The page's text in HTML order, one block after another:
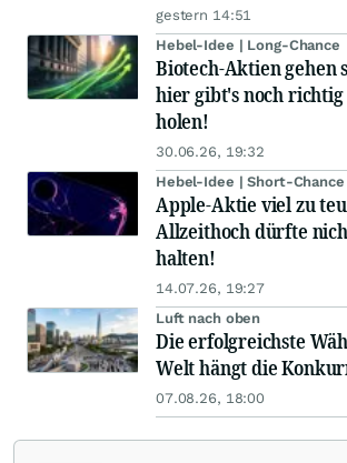
gestern 14:51
Hebel-Idee | Long-Chance
Biotech-Aktien gehen
hier gibt's noch richtig
holen!
30.06.26, 19:32
Hebel-Idee | Short-Chance
Apple-Aktie viel zu
Allzeithoch dürfte
halten!
14.07.26, 19:27
Luft nach oben
Die erfolgreichste
Welt hängt die
07.08.26, 18:00